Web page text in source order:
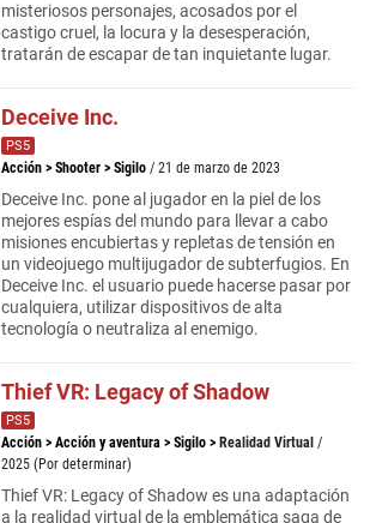
misteriosos personajes, acosados por el
castigo cruel, la locura y la desesperación,
tratarán de escapar de tan inquietante lugar.
Deceive Inc.
PS5
Acción > Shooter > Sigilo / 21 de marzo de 2023
Deceive Inc. pone al jugador en la piel de los
mejores espías del mundo para llevar a cabo
misiones encubiertas y repletas de tensión en
un videojuego multijugador de subterfugios. En
Deceive Inc. el usuario puede hacerse pasar por
cualquiera, utilizar dispositivos de alta
tecnología o neutraliza al enemigo.
Thief VR: Legacy of Shadow
PS5
Acción > Acción y aventura > Sigilo > Realidad Virtual /
2025 (Por determinar)
Thief VR: Legacy of Shadow es una adaptación
a la realidad virtual de la emblemática saga de